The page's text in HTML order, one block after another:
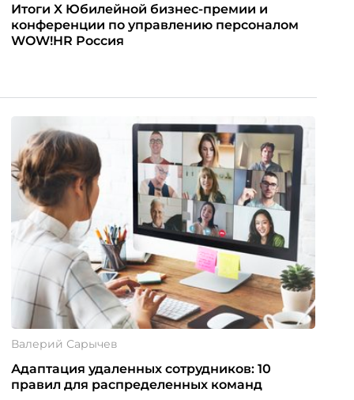
Итоги X Юбилейной бизнес-премии и
конференции по управлению персоналом
WOW!HR Россия
Валерий Сарычев
Адаптация удаленных сотрудников: 10
правил для распределенных команд